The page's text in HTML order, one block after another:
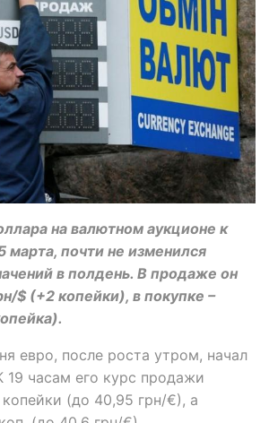
на валютном аукционе к
марта, почти не изменился
в полдень. В продаже он
$ (+2 копейки), в покупке –
евро, после роста утром, начал
19 часам его курс продажи
(до 40,95 грн/€), а